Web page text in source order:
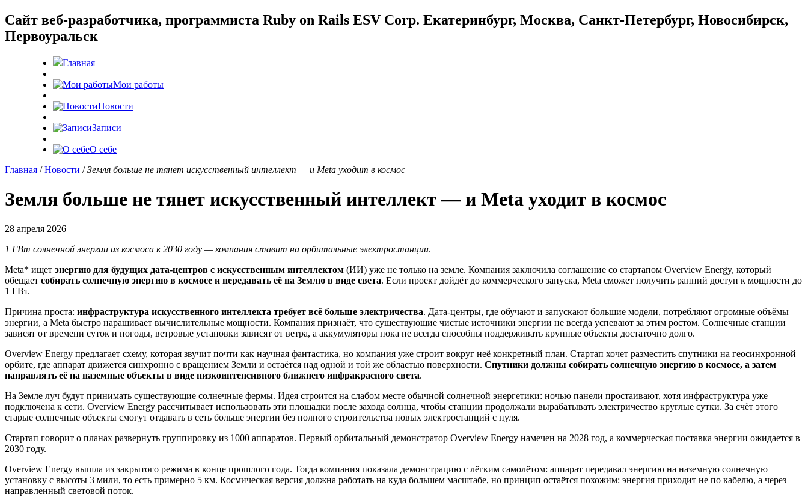
Cайт веб-разработчика, программиста Ruby on Rails ESV Corp. Екатеринбург, Москва, Санкт-Петербург, Новосибирск,
Первоуральск
Главная
Мои работы
Новости
Записи
О себе
Главная /Новости /Земля больше не тянет искусственный интеллект — и Meta уходит в космос
Земля больше не тянет искусственный интеллект — и Meta уходит в космос
28 апреля 2026
1 ГВт солнечной энергии из космоса к 2030 году — компания ставит на орбитальные электростанции.
Meta* ищет энергию для будущих дата-центров с искусственным интеллектом (ИИ) уже не только на земле. Компания заключила соглашение со стартапом Overview Energy, который
обещает собирать солнечную энергию в космосе и передавать её на Землю в виде света. Если проект дойдёт до коммерческого запуска, Meta сможет получить ранний доступ к мощности до
1 ГВт.
Причина проста: инфраструктура искусственного интеллекта требует всё больше электричества. Дата-центры, где обучают и запускают большие модели, потребляют огромные объёмы
энергии, а Meta быстро наращивает вычислительные мощности. Компания признаёт, что существующие чистые источники энергии не всегда успевают за этим ростом. Солнечные станции
зависят от времени суток и погоды, ветровые установки зависят от ветра, а аккумуляторы пока не всегда способны поддерживать крупные объекты достаточно долго.
Overview Energy предлагает схему, которая звучит почти как научная фантастика, но компания уже строит вокруг неё конкретный план. Стартап хочет разместить спутники на геосинхронной
орбите, где аппарат движется синхронно с вращением Земли и остаётся над одной и той же областью поверхности. Спутники должны собирать солнечную энергию в космосе, а затем
направлять её на наземные объекты в виде низкоинтенсивного ближнего инфракрасного света.
На Земле луч будут принимать существующие солнечные фермы. Идея строится на слабом месте обычной солнечной энергетики: ночью панели простаивают, хотя инфраструктура уже
подключена к сети. Overview Energy рассчитывает использовать эти площадки после захода солнца, чтобы станции продолжали вырабатывать электричество круглые сутки. За счёт этого
старые солнечные объекты смогут отдавать в сеть больше энергии без полного строительства новых электростанций с нуля.
Стартап говорит о планах развернуть группировку из 1000 аппаратов. Первый орбитальный демонстратор Overview Energy намечен на 2028 год, а коммерческая поставка энергии ожидается в
2030 году.
Overview Energy вышла из закрытого режима в конце прошлого года. Тогда компания показала демонстрацию с лёгким самолётом: аппарат передавал энергию на наземную солнечную
установку с высоты 3 мили, то есть примерно 5 км. Космическая версия должна работать на куда большем масштабе, но принцип остаётся похожим: энергия приходит не по кабелю, а через
направленный световой поток.